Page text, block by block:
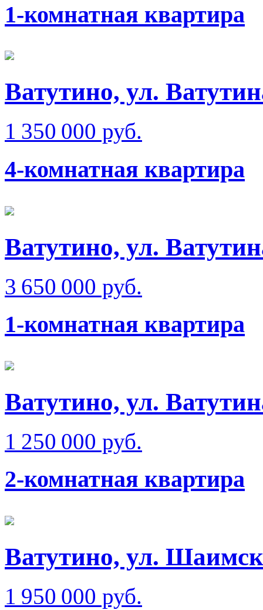
1-комнатная квартира
Ватутино, ул.
1 350 000 руб.
4-комнатная квартира
Ватутино, ул.
3 650 000 руб.
1-комнатная квартира
Ватутино, ул.
1 250 000 руб.
2-комнатная квартира
Ватутино, ул.
1 950 000 руб.